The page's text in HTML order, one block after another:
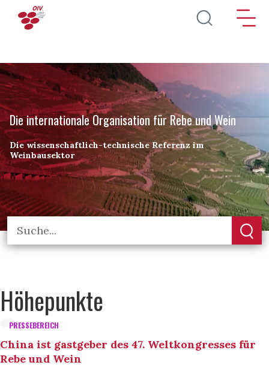
Direkt zum Inhalt
Die internationale Organisation für Rebe und Wein
Die wissenschaftlich-technische Referenz im
Weinbausektor
Höhepunkte
PRESSEBEREICH
China ist gastgeber des 47. Weltkongresses für
Rebe und Wein